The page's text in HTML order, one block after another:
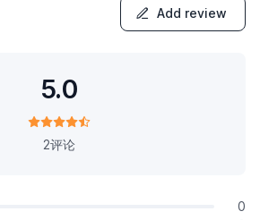
Add review
5.0
2评论
0